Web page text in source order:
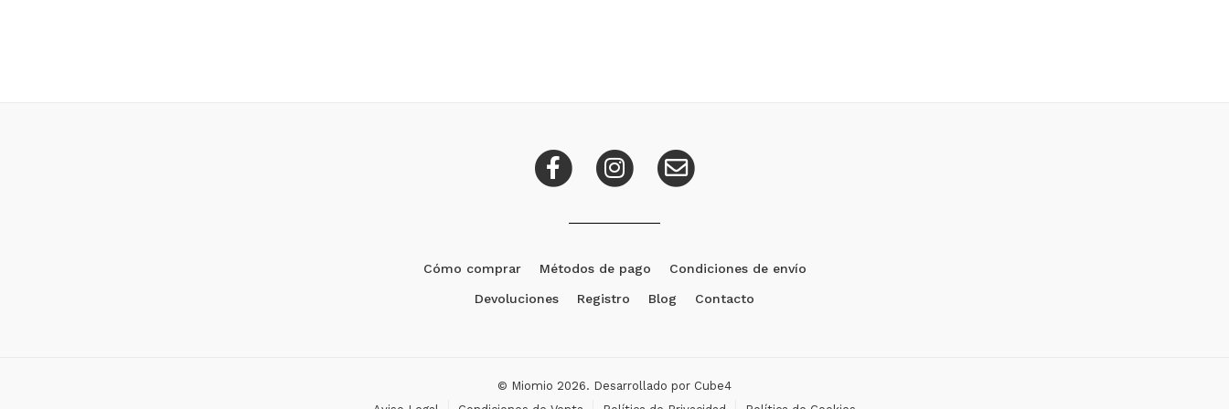
Cómo comprar Métodos de pago Condiciones de envío
Devoluciones Registro Blog Contacto
© Miomio 2026. Desarrollado por Cube4